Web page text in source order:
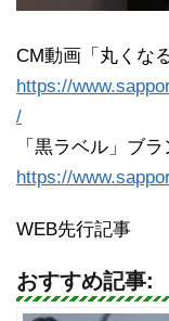
CM動画「丸くな
https://
/
「黒ラベル」ブ
https://
WEB先行記事
おすすめ記事: